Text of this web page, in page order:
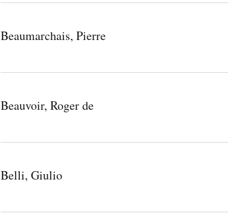
Beaumarchais, Pierre
Beauvoir, Roger de
Belli, Giulio